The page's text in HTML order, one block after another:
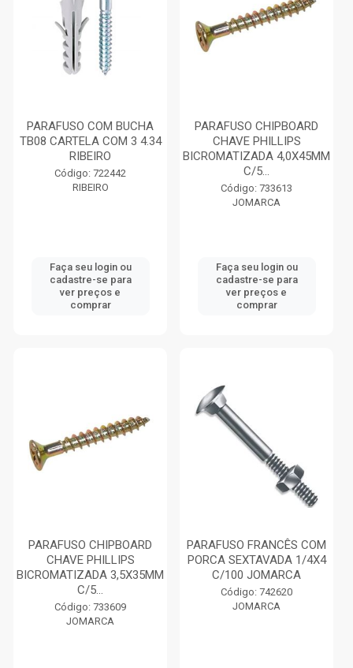
PARAFUSO COM BUCHA
TB08 CARTELA COM 3 4.34
RIBEIRO
Código: 722442
RIBEIRO
Faça seu login ou
cadastre-se para
ver preços e
comprar
PARAFUSO CHIPBOARD
CHAVE PHILLIPS
BICROMATIZADA 4,0X45MM
C/5...
Código: 733613
JOMARCA
Faça seu login ou
cadastre-se para
ver preços e
comprar
PARAFUSO CHIPBOARD
CHAVE PHILLIPS
BICROMATIZADA 3,5X35MM
C/5...
Código: 733609
JOMARCA
PARAFUSO FRANCÊS COM
PORCA SEXTAVADA 1/4X4
C/100 JOMARCA
Código: 742620
JOMARCA